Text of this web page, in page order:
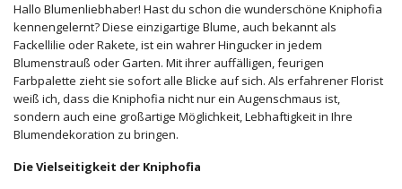
Hallo Blumenliebhaber! Hast du schon die wunderschöne Kniphofia
kennengelernt? Diese einzigartige Blume, auch bekannt als
Fackellilie oder Rakete, ist ein wahrer Hingucker in jedem
Blumenstrauß oder Garten. Mit ihrer auffälligen, feurigen
Farbpalette zieht sie sofort alle Blicke auf sich. Als erfahrener Florist
weiß ich, dass die Kniphofia nicht nur ein Augenschmaus ist,
sondern auch eine großartige Möglichkeit, Lebhaftigkeit in Ihre
Blumendekoration zu bringen.
Die Vielseitigkeit der Kniphofia